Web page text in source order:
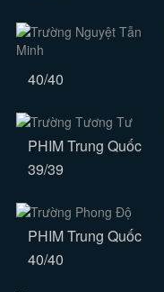
40/40
PHIM Trung Quốc
39/39
PHIM Trung Quốc
40/40